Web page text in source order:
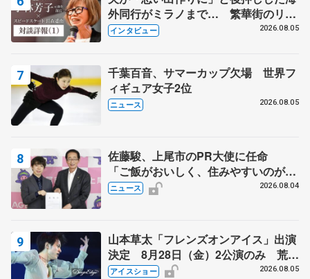
外同行がミラノまで… 繁華街のリン
クでは不良のお兄さんも味方に 小林
インタビュー 2026.08.05
千葉百音、サマーカップ欠場 世界フ
ィギュア女子2位
ニュース 2026.08.05
佐藤駿、上尾市のPR大使に任命
「ご飯がおいしく、住みやすいのが魅
力」
ニュース 2026.08.04
山本草太「フレンズオンアイス」出演
決定 8月28日（金）2公演のみ 荒川
静香さんプロデュース、20周年のアイ
アイスショー 2026.08.05